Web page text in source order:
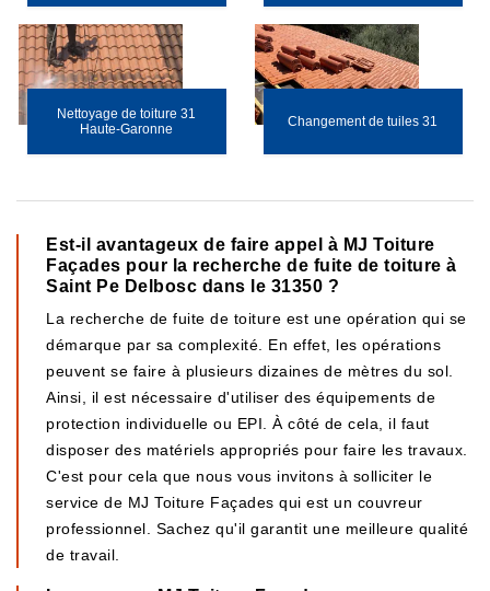
Nettoyage de toiture 31
Haute-Garonne
Changement de tuiles 31
Est-il avantageux de faire appel à MJ Toiture
Façades pour la recherche de fuite de toiture à
Saint Pe Delbosc dans le 31350 ?
La recherche de fuite de toiture est une opération qui se
démarque par sa complexité. En effet, les opérations
peuvent se faire à plusieurs dizaines de mètres du sol.
Ainsi, il est nécessaire d'utiliser des équipements de
protection individuelle ou EPI. À côté de cela, il faut
disposer des matériels appropriés pour faire les travaux.
C'est pour cela que nous vous invitons à solliciter le
service de MJ Toiture Façades qui est un couvreur
professionnel. Sachez qu'il garantit une meilleure qualité
de travail.